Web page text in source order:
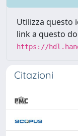
Utilizza questo
link a questo
https://
Citazioni